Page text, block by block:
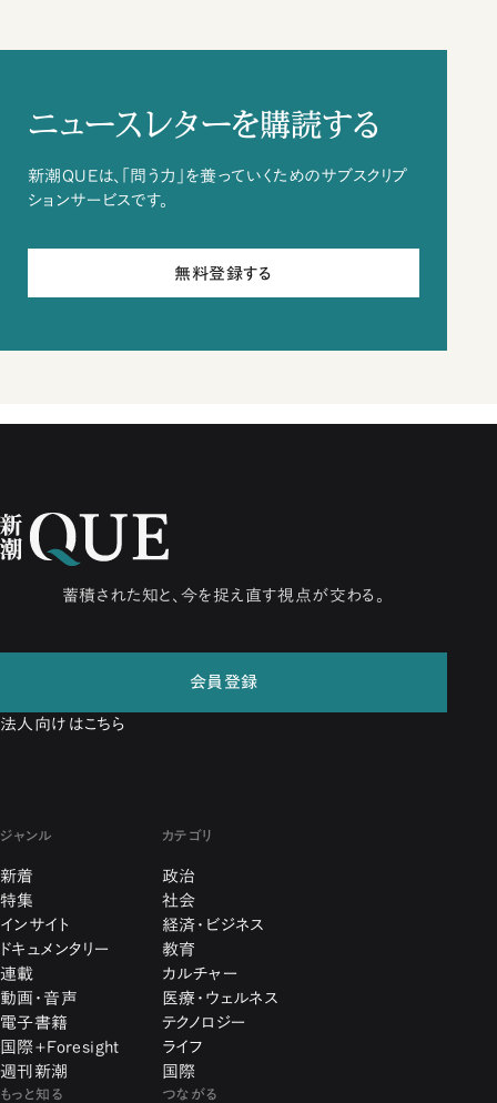
ニュースレターを購読する
新潮QUEは、「問う力」を養っていくためのサブスクリプ
ションサービスです。
無料登録する
蓄積された知と、今を捉え直す視点が交わる。
会員登録
法人向けはこちら
ジャンル
新着
特集
インサイト
ドキュメンタリー
連載
動画・音声
電子書籍
国際+Foresight
週刊新潮
カテゴリ
政治
社会
経済・ビジネス
教育
カルチャー
医療・ウェルネス
テクノロジー
ライフ
国際
もっと知る つながる